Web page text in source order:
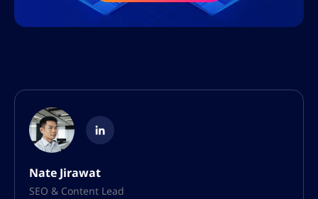
Nate Jirawat
SEO & Content Lead